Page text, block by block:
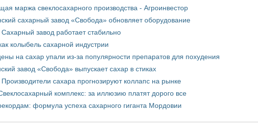
маржа свеклосахарного производства - Агроинвестор
сахарный завод «Свобода» обновляет оборудование
Сахарный завод работает стабильно
колыбель сахарной индустрии
на сахар упали из-за популярности препаратов для похудения
завод «Свобода» выпускает сахар в стиках
Производители сахара прогнозируют коллапс на рынке
комплекс: за иллюзию платят дорого все
формула успеха сахарного гиганта Мордовии